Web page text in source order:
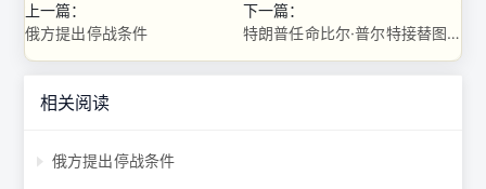
上一篇：
俄方提出停战条件
下一篇：
特朗普任命比尔·普尔特接替图尔西·加巴德担任代理国家情报总监 ...
相关阅读
俄方提出停战条件